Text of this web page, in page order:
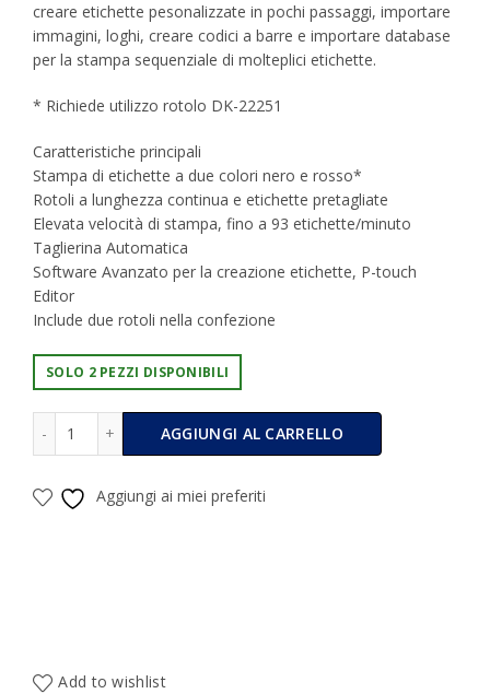
creare etichette pesonalizzate in pochi passaggi, importare
immagini, loghi, creare codici a barre e importare database
per la stampa sequenziale di molteplici etichette.
* Richiede utilizzo rotolo DK-22251
Caratteristiche principali
Stampa di etichette a due colori nero e rosso*
Rotoli a lunghezza continua e etichette pretagliate
Elevata velocità di stampa, fino a 93 etichette/minuto
Taglierina Automatica
Software Avanzato per la creazione etichette, P-touch
Editor
Include due rotoli nella confezione
SOLO 2 PEZZI DISPONIBILI
Brother Stampante Di Etichette Elettronica QL-800 Usb-
AGGIUNGI AL CARRELLO
Alternative:
Aggiungi ai miei preferiti
Add to wishlist